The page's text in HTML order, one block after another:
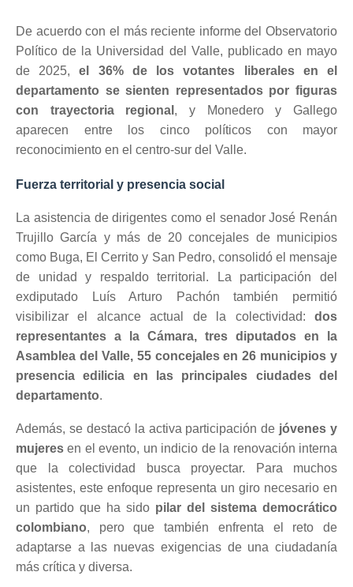
De acuerdo con el más reciente informe del Observatorio
Político de la Universidad del Valle, publicado en mayo
de 2025,el 36% de los votantes liberales en el
departamento se sienten representados por figuras
con trayectoria regional , y Monedero y Gallego
aparecen entre los cinco políticos con mayor
reconocimiento en el centro-sur del Valle.
Fuerza territorial y presencia social
La asistencia de dirigentes como el senador José Renán
Trujillo García y más de 20 concejales de municipios
como Buga, El Cerrito y San Pedro, consolidó el mensaje
de unidad y respaldo territorial. La participación del
exdiputado Luís Arturo Pachón también permitió
visibilizar el alcance actual de la colectividad: dos
representantes a la Cámara, tres diputados en la
Asamblea del Valle, 55 concejales en 26 municipios y
presencia edilicia en las principales ciudades del
departamento.
Además, se destacó la activa participación de jóvenes y
mujeres en el evento, un indicio de la renovación interna
que la colectividad busca proyectar. Para muchos
asistentes, este enfoque representa un giro necesario en
un partido que ha sido pilar del sistema democrático
colombiano, pero que también enfrenta el reto de
adaptarse a las nuevas exigencias de una ciudadanía
más crítica y diversa.